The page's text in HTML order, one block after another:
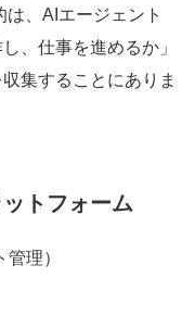
、AIエージェント
、仕事を進めるか」
集することにありま
トフォーム
理）